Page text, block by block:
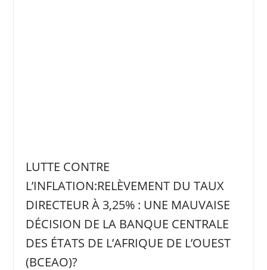
LUTTE CONTRE
L’INFLATION:RELÈVEMENT DU TAUX
DIRECTEUR À 3,25% : UNE MAUVAISE
DÉCISION DE LA BANQUE CENTRALE
DES ÉTATS DE L’AFRIQUE DE L’OUEST
(BCEAO)?